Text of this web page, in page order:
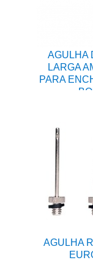
AGULHA
LARGA
PARA
AGULHA